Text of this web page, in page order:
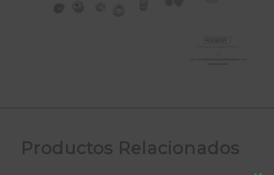
Productos Relacionados